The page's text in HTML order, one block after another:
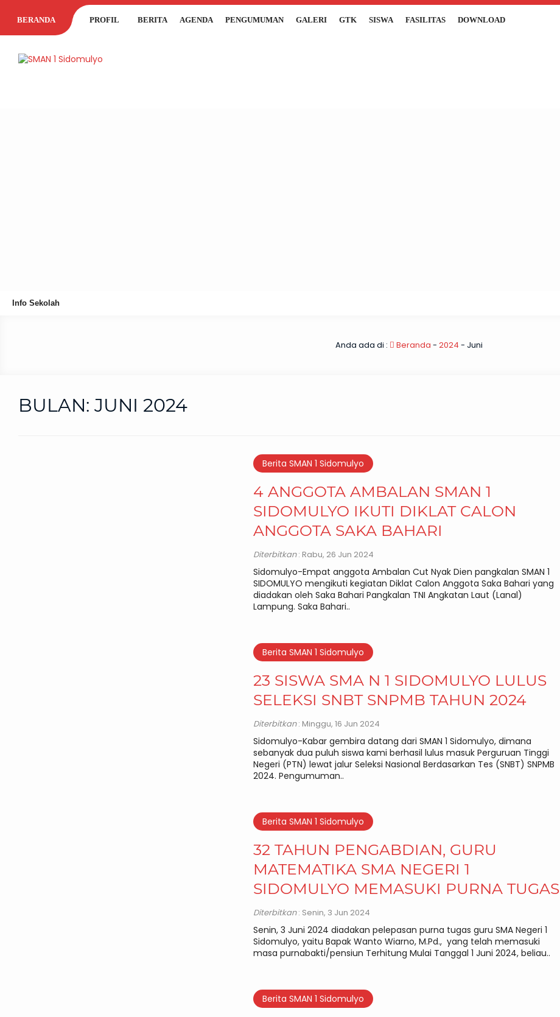
BERANDA PROFIL BERITA AGENDA PENGUMUMAN GALERI GTK SISWA FASILITAS DOWNLOAD
Info Sekolah
Anda ada di : Beranda - 2024 - Juni
BULAN: JUNI 2024
Berita SMAN 1 Sidomulyo
4 ANGGOTA AMBALAN SMAN 1
SIDOMULYO IKUTI DIKLAT CALON
ANGGOTA SAKA BAHARI
Diterbitkan: Rabu, 26 Jun 2024
Sidomulyo-Empat anggota Ambalan Cut Nyak Dien pangkalan SMAN 1
SIDOMULYO mengikuti kegiatan Diklat Calon Anggota Saka Bahari yang
diadakan oleh Saka Bahari Pangkalan TNI Angkatan Laut (Lanal)
Lampung. Saka Bahari..
Berita SMAN 1 Sidomulyo
23 SISWA SMA N 1 SIDOMULYO LULUS
SELEKSI SNBT SNPMB TAHUN 2024
Diterbitkan: Minggu, 16 Jun 2024
Sidomulyo-Kabar gembira datang dari SMAN 1 Sidomulyo, dimana
sebanyak dua puluh siswa kami berhasil lulus masuk Perguruan Tinggi
Negeri (PTN) lewat jalur Seleksi Nasional Berdasarkan Tes (SNBT) SNPMB
2024. Pengumuman..
Berita SMAN 1 Sidomulyo
32 TAHUN PENGABDIAN, GURU
MATEMATIKA SMA NEGERI 1
SIDOMULYO MEMASUKI PURNA TUGAS
Diterbitkan: Senin, 3 Jun 2024
Senin, 3 Juni 2024 diadakan pelepasan purna tugas guru SMA Negeri 1
Sidomulyo, yaitu Bapak Wanto Wiarno, M.Pd., yang telah memasuki
masa purnabakti/pensiun Terhitung Mulai Tanggal 1 Juni 2024, beliau..
Berita SMAN 1 Sidomulyo